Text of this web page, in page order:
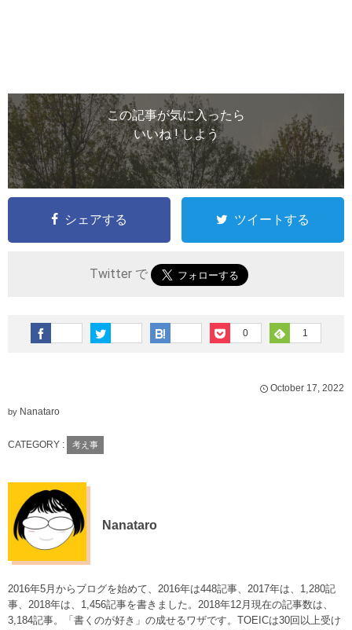
この記事が気に入ったら
いいね ! しよう
シェアする ツイートする
Twitter で
0 1
October 17, 2022
by Nanataro
CATEGORY : 考え事
Nanataro
2016年5月からブログを始めて、2016年は448記事、2017年は、1,280記
事、2018年は、1,456記事を書きました。2018年12月現在の記事数は、
3,184記事。「書くのが好き」の成せるワザです。TOEICは30回以上受け